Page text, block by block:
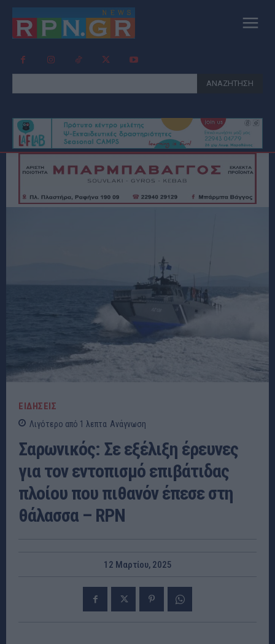
ΑΝΑΖΗΤΗΣΗ
ΕΙΔΗΣΕΙΣ
Λιγότερο από 1 λεπτα Ανάγνωση
Σαρωνικός: Σε εξέλιξη έρευνες
για τον εντοπισμό επιβάτιδας
πλοίου που πιθανόν έπεσε στη
θάλασσα – RPN
12 Μαρτίου, 2025